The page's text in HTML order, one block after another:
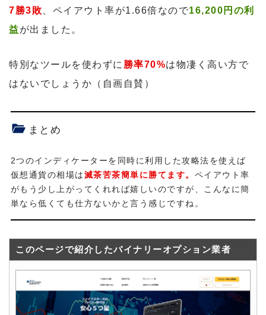
7勝3敗、ペイアウト率が1.66倍なので16,200円の利
益が出ました。
特別なツールを使わずに 勝率70%は物凄く高い方で
はないでしょうか（自画自賛）
まとめ
2つのインディケーターを同時に利用した攻略法を使えば
仮想通貨の相場は滅茶苦茶簡単に勝てます。 ペイアウト率
がもう少し上がってくれれば嬉しいのですが、こんなに簡
単なら低くても仕方ないかと言う感じですね。
このページで紹介したバイナリーオプション業者